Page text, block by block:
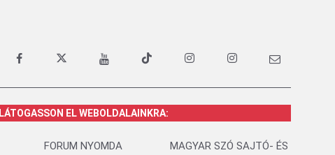
LÁTOGASSON EL WEBOLDALAINKRA:
FORUM NYOMDA MAGYAR SZÓ SAJTÓ- ÉS